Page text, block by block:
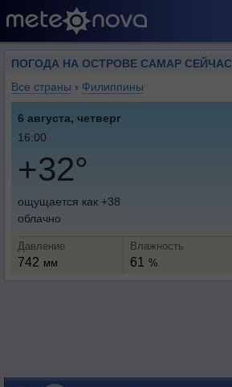
ПОГОДА НА ОСТРОВЕ САМАР СЕЙЧАС
Все страны › Филиппины
6 августа, четверг
16:00
+32°
ощущается как +38
облачно
Давление
742 мм
Влажность
61 %